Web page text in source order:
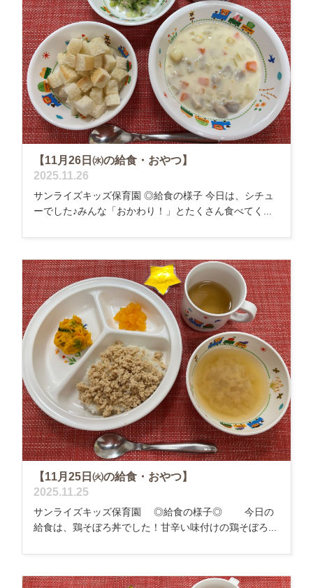
【11月26日㈬の給食・おやつ】
2025.11.26
サンライズキッズ保育園 ◎給食の様子 今日は、シチュ
ーでした♪みんな「おかわり！」とたくさん食べてく...
【11月25日㈫の給食・おやつ】
2025.11.25
サンライズキッズ保育園 ◎給食の様子◎ 今日の
給食は、鶏そぼろ丼でした！甘辛い味付けの鶏そぼろ...